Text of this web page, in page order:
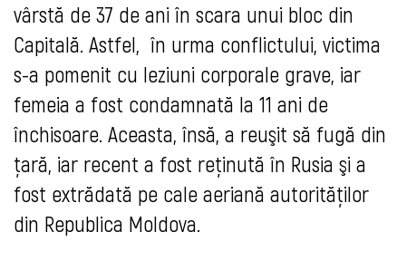
vârstă de 37 de ani în scara unui bloc din
Capitală. Astfel, în urma conflictului, victima
s-a pomenit cu leziuni corporale grave, iar
femeia a fost condamnată la 11 ani de
închisoare. Aceasta, însă, a reuşit să fugă din
ţară, iar recent a fost reţinută în Rusia şi a
fost extrădată pe cale aeriană autorităţilor
din Republica Moldova.